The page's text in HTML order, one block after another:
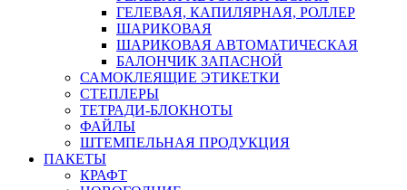
ГЕЛЕВАЯ, КАПИЛЯРНАЯ, РОЛЛЕР
ШАРИКОВАЯ
ШАРИКОВАЯ АВТОМАТИЧЕСКАЯ
БАЛОНЧИК ЗАПАСНОЙ
САМОКЛЕЯЩИЕ ЭТИКЕТКИ
СТЕПЛЕРЫ
ТЕТРАДИ-БЛОКНОТЫ
ФАЙЛЫ
ШТЕМПЕЛЬНАЯ ПРОДУКЦИЯ
ПАКЕТЫ
КРАФТ